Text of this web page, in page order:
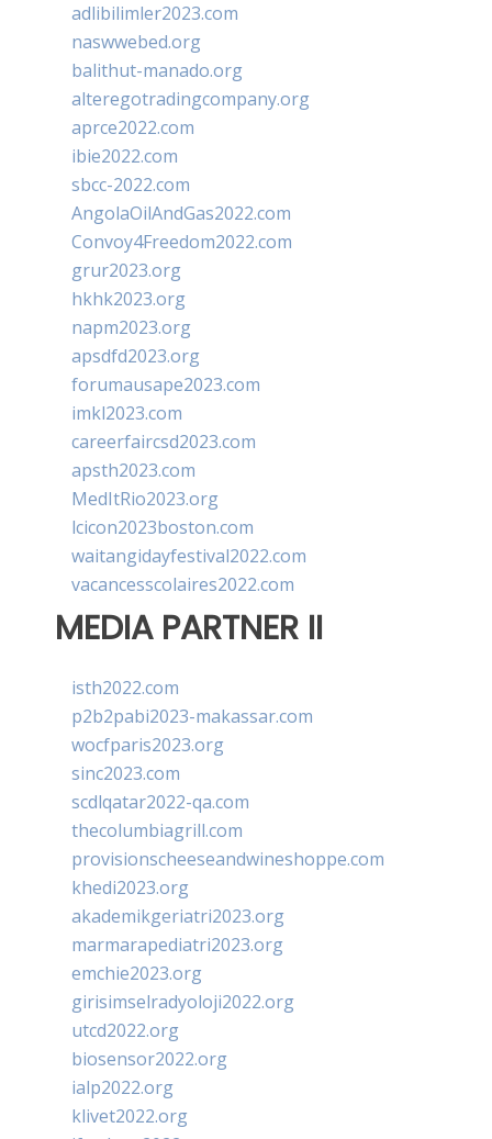
adlibilimler2023.com
naswwebed.org
balithut-manado.org
alteregotradingcompany.org
aprce2022.com
ibie2022.com
sbcc-2022.com
AngolaOilAndGas2022.com
Convoy4Freedom2022.com
grur2023.org
hkhk2023.org
napm2023.org
apsdfd2023.org
forumausape2023.com
imkl2023.com
careerfaircsd2023.com
apsth2023.com
MedItRio2023.org
lcicon2023boston.com
waitangidayfestival2022.com
vacancesscolaires2022.com
MEDIA PARTNER II
isth2022.com
p2b2pabi2023-makassar.com
wocfparis2023.org
sinc2023.com
scdlqatar2022-qa.com
thecolumbiagrill.com
provisionscheeseandwineshoppe.com
khedi2023.org
akademikgeriatri2023.org
marmarapediatri2023.org
emchie2023.org
girisimselradyoloji2022.org
utcd2022.org
biosensor2022.org
ialp2022.org
klivet2022.org